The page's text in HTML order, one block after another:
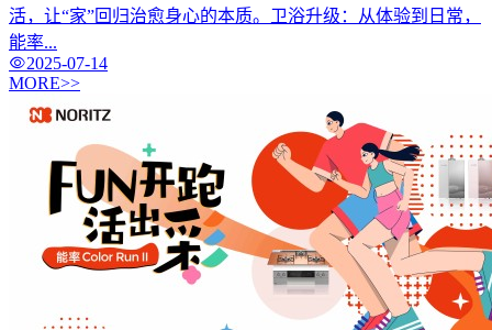
活，让“家”回归治愈身心的本质。卫浴升级：从体验到日常，
能率...
2025-07-14
MORE>>